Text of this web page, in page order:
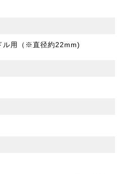
ル用（※直径約22mm)